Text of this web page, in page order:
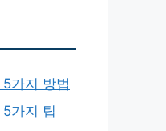
가지 방법
가지 팁